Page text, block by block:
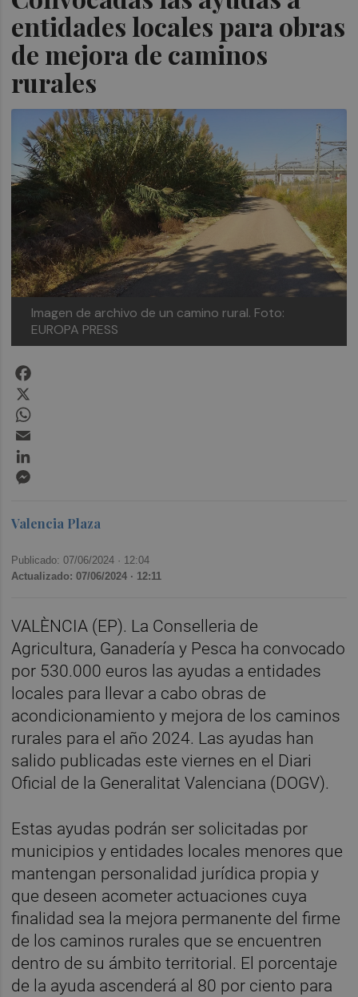
entidades locales para obras
de mejora de caminos
rurales
Imagen de archivo de un camino rural. Foto:
EUROPA PRESS
Valencia Plaza
Publicado: 07/06/2024 · 12:04
Actualizado: 07/06/2024 · 12:11
VALÈNCIA (EP). La Conselleria de
Agricultura, Ganadería y Pesca ha convocado
por 530.000 euros las ayudas a entidades
locales para llevar a cabo obras de
acondicionamiento y mejora de los caminos
rurales para el año 2024. Las ayudas han
salido publicadas este viernes en el Diari
Oficial de la Generalitat Valenciana (DOGV).
Estas ayudas podrán ser solicitadas por
municipios y entidades locales menores que
mantengan personalidad jurídica propia y
que deseen acometer actuaciones cuya
finalidad sea la mejora permanente del firme
de los caminos rurales que se encuentren
dentro de su ámbito territorial. El porcentaje
de la ayuda ascenderá al 80 por ciento para